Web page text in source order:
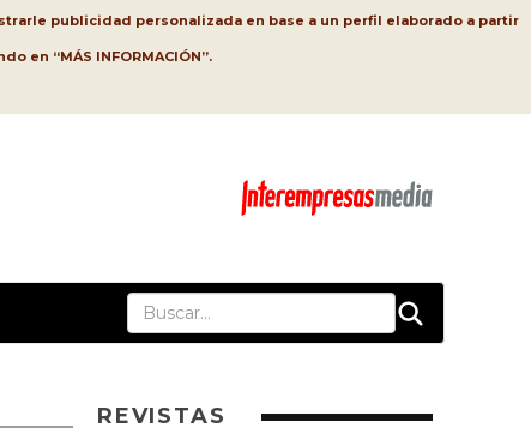
publicidad personalizada en base a un perfil elaborado a partir
en “MÁS INFORMACIÓN”.
REVISTAS